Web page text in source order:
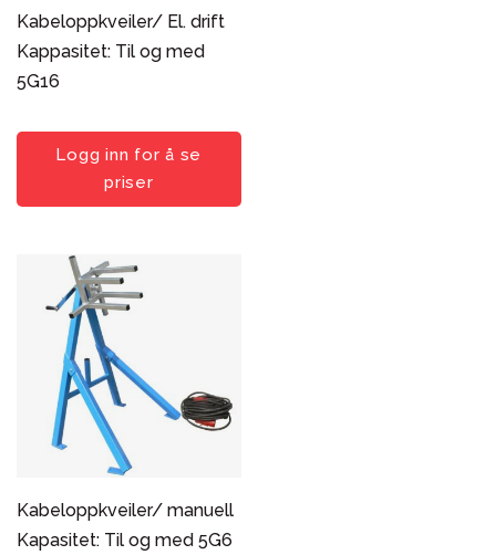
Popularitet
Nyeste først
Produktnavn
Søk i utvalg
Kabeloppkveiler/ El. drift
Kappasitet: Til og med
5G16
Logg inn for å se
priser
Kabeloppkveiler/ manuell
Kapasitet: Til og med 5G6